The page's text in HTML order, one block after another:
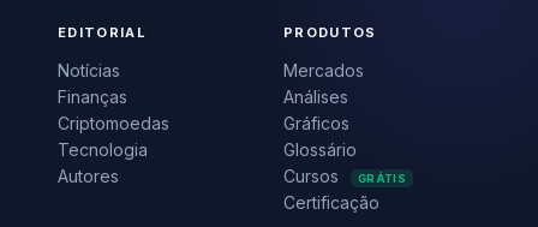
EDITORIAL
Notícias
Finanças
Criptomoedas
Tecnologia
Autores
PRODUTOS
Mercados
Análises
Gráficos
Glossário
Cursos
GRÁTIS
Certificação